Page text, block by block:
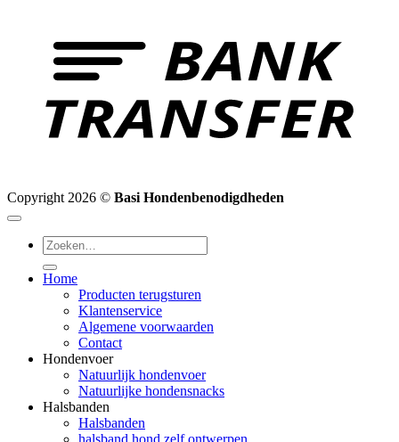
Copyright 2026 © Basi Hondenbenodigdheden
Zoeken
naar:
Home
Producten terugsturen
Klantenservice
Algemene voorwaarden
Contact
Hondenvoer
Natuurlijk hondenvoer
Natuurlijke hondensnacks
Halsbanden
Halsbanden
halsband hond zelf ontwerpen